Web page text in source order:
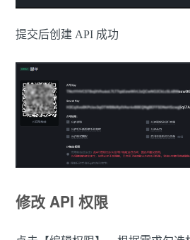
提交后创建 API 成功
修改 API 权限